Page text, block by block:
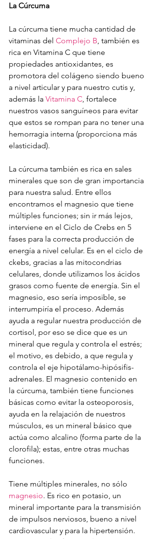
La Cúrcuma
La cúrcuma tiene mucha cantidad de
vitaminas del Complejo B , también es
rica en Vitamina C que tiene
propiedades antioxidantes, es
promotora del colágeno siendo bueno
a nivel articular y para nuestro cutis y,
además la Vitamina C , fortalece
nuestros vasos sanguíneos para evitar
que estos se rompan para no tener una
hemorragia interna (proporciona más
elasticidad).
La cúrcuma también es rica en sales
minerales que son de gran importancia
para nuestra salud. Entre ellos
encontramos el magnesio que tiene
múltiples funciones; sin ir más lejos,
interviene en el Ciclo de Crebs en 5
fases para la correcta producción de
energía a nivel celular. Es en el ciclo de
ckebs, gracias a las mitocondrias
celulares, donde utilizamos los ácidos
grasos como fuente de energía. Sin el
magnesio, eso sería imposible, se
interrumpiría el proceso. Además
ayuda a regular nuestra producción de
cortisol, por eso se dice que es un
mineral que regula y controla el estrés;
el motivo, es debido, a que regula y
controla el eje hipotálamo-hipósifis-
adrenales. El magnesio contenido en
la cúrcuma, también tiene funciones
básicas como evitar la osteoporosis,
ayuda en la relajación de nuestros
músculos, es un mineral básico que
actúa como alcalino (forma parte de la
clorofila); estas, entre otras muchas
funciones.
Tiene múltiples minerales, no sólo
magnesio. Es rico en potasio, un
mineral importante para la transmisión
de impulsos nerviosos, bueno a nivel
cardiovascular y para la hipertensión.